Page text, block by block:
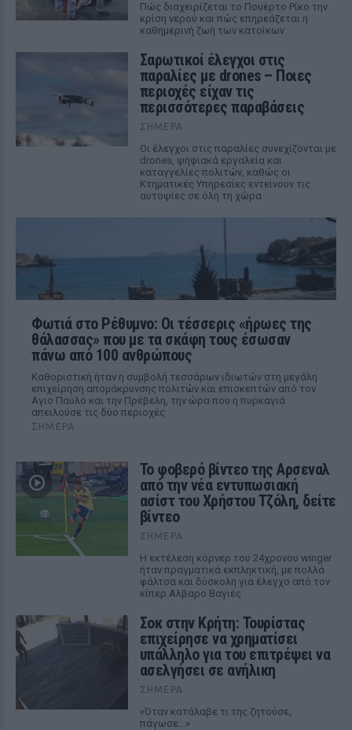
Πώς διαχειρίζεται το Πουέρτο Ρίκο την
κρίση νερού και πώς επηρεάζεται η
καθημερινή ζωή των κατοίκων
Σαρωτικοί έλεγχοι στις
παραλίες με drones – Ποιες
περιοχές είχαν τις
περισσότερες παραβάσεις
ΣΉΜΕΡΑ
Οι έλεγχοι στις παραλίες συνεχίζονται με
drones, ψηφιακά εργαλεία και
καταγγελίες πολιτών, καθώς οι
Κτηματικές Υπηρεσίες εντείνουν τις
αυτοψίες σε όλη τη χώρα
Φωτιά στο Ρέθυμνο: Οι τέσσερις «ήρωες της
θάλασσας» που με τα σκάφη τους έσωσαν
πάνω από 100 ανθρώπους
Καθοριστική ήταν η συμβολή τεσσάρων ιδιωτών στη μεγάλη
επιχείρηση απομάκρυνσης πολιτών και επισκεπτών από τον
Αγιο Παύλο και την Πρέβελη, την ώρα που η πυρκαγιά
απειλούσε τις δύο περιοχές
ΣΉΜΕΡΑ
Το φοβερό βίντεο της Αρσεναλ
από την νέα εντυπωσιακή
ασίστ του Χρήστου Τζόλη, δείτε
βίντεο
ΣΉΜΕΡΑ
Η εκτέλεση κόρνερ του 24χρονου winger
ήταν πραγματικά εκπληκτική, με πολλά
φάλτσα και δύσκολη για έλεγχο από τον
κίπερ Αλβαρο Βαγιές
Σοκ στην Κρήτη: Τουρίστας
επιχείρησε να χρηματίσει
υπάλληλο για του επιτρέψει να
ασελγήσει σε ανήλικη
ΣΉΜΕΡΑ
«Όταν κατάλαβε τι της ζητούσε,
πάγωσε...»